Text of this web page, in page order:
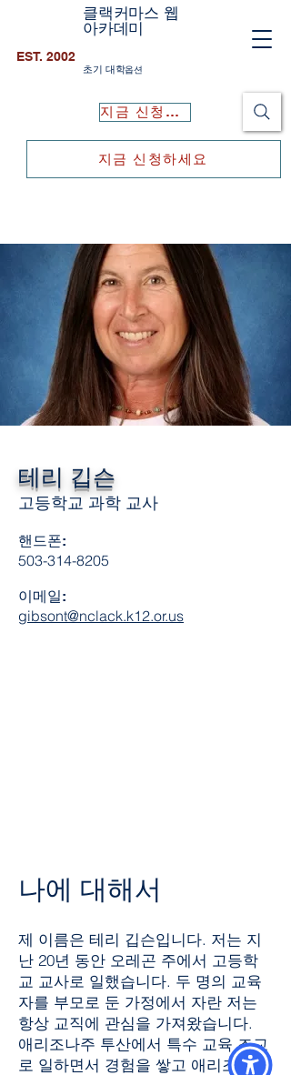
클랙커마스 웹
아카데미
초기 대학옵션
EST. 2002
지금 신청하세요
지금 신청하세요
테리 깁슨
고등학교 과학 교사
핸드폰:
503-314-8205
이메일:
gibsont@nclack.k12.or.us
나에 대해서
제 이름은 테리 깁슨입니다. 저는 지
난 20년 동안 오레곤 주에서 고등학
교 교사로 일했습니다. 두 명의 교육
자를 부모로 둔 가정에서 자란 저는
항상 교직에 관심을 가져왔습니다.
애리조나주 투산에서 특수 교육 조교
로 일하면서 경험을 쌓고 애리조나주